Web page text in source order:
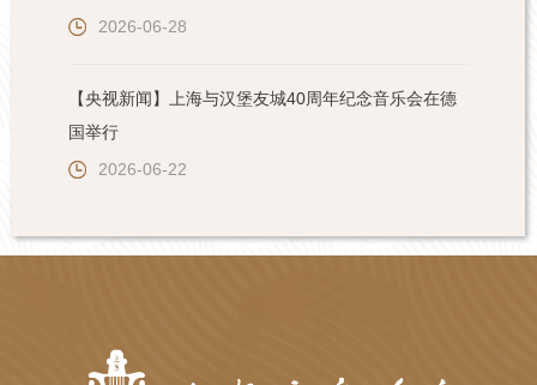
2026-06-28
【央视新闻】上海与汉堡友城40周年纪念音乐会在德
国举行
2026-06-22